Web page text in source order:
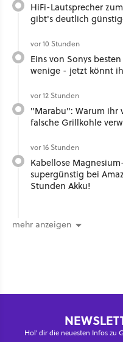
HiFi-Lautsprecher
gibt's deutlich
vor 10 Stunden
Eins von Sonys
wenige - jetzt könnt
vor 12 Stunden
"Marabu": Warum ihr
falsche Grillkohle
vor 16 Stunden
Kabellose
supergünstig bei
Stunden Akku!
mehr anzeigen
Hol' dir die neuesten Infos zu